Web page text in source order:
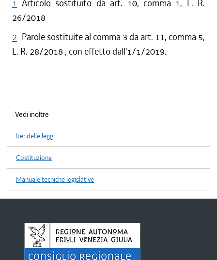
1 Articolo sostituito da art. 10, comma 1, L. R.
26/2018
2 Parole sostituite al comma 3 da art. 11, comma 5,
L. R. 28/2018 , con effetto dall'1/1/2019.
Vedi inoltre
Iter delle leggi
Costituzione
Manuale tecniche legislative